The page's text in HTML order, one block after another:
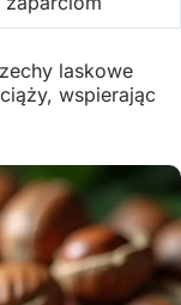
laskowe
wspierając